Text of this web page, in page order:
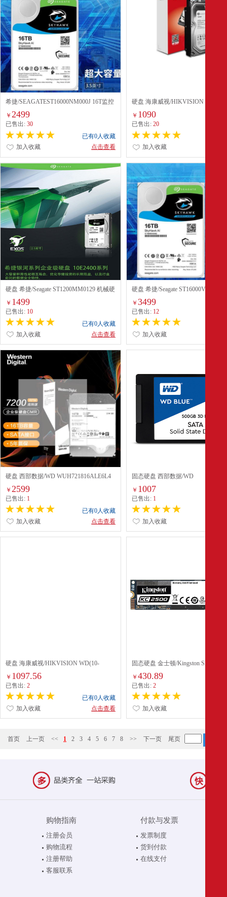
希捷/SEAGATEST16000NM000J 16T监控
硬盘银河系列 黑色
￥ 2499
已售出: 30
已有0人收藏
点击查看
加入收藏
硬盘 海康威视/HIKVISION
ST8000VX004 配
￥ 1090
已售出:20
加入收藏
硬盘 希捷/Seagate ST1200MM0129 机械硬
￥ 1499
已售出: 10
已有0人收藏
点击查看
加入收藏
硬盘 希捷/Seagate ST16000VE002
￥3499
已售出: 12
加入收藏
硬盘 西部数据/WD WUH721816ALE6L4
￥ 2599
已售出: 1
已有0人收藏
点击查看
加入收藏
固态硬盘 西部数据/WD
￥ 1007
已售出: 1
加入收藏
硬盘 海康威视/HIKVISION WD(10-
82)PURX8T 机械硬盘 监控 2.0英寸及以
下
￥ 1097.56
已售出: 2
已有0人收藏
点击查看
加入收藏
固态硬盘 金士顿/Kingston
500GB
￥430.89
已售出:2
加入收藏
首页 上一页 << 1 2 3 4 5 6 7 8 >> 下一页 尾页
购物指南
注册会员
购物流程
注册帮助
客服联系
付款与发票
发票制度
货到付款
在线支付